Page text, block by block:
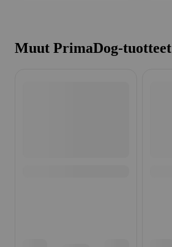
Muut PrimaDog-tuotteet